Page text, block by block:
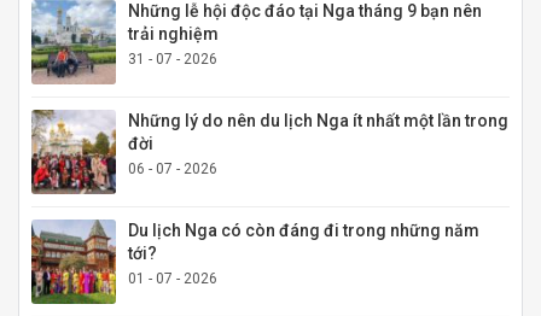
Những lễ hội độc đáo tại Nga tháng 9 bạn nên
trải nghiệm
31 - 07 - 2026
Những lý do nên du lịch Nga ít nhất một lần trong
đời
06 - 07 - 2026
Du lịch Nga có còn đáng đi trong những năm
tới?
01 - 07 - 2026